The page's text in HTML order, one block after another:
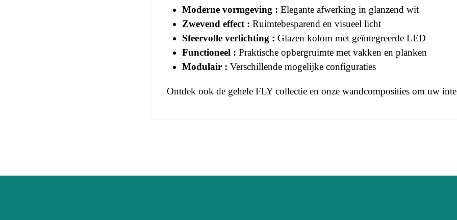
Moderne vormgeving : Elegante afwerking in glanzend wit
Zwevend effect : Ruimtebesparend en visueel licht
Sfeervolle verlichting : Glazen kolom met geïntegreerde LED
Functioneel : Praktische opbergruimte met vakken en planken
Modulair : Verschillende mogelijke configuraties
Ontdek ook de gehele FLYcollectie en onze wandcomposities om uw